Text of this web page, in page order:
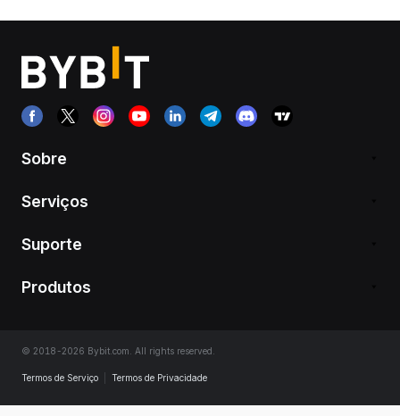
Sobre
Serviços
Suporte
Produtos
© 2018-2026 Bybit.com. All rights reserved.
Termos de Serviço Termos de Privacidade